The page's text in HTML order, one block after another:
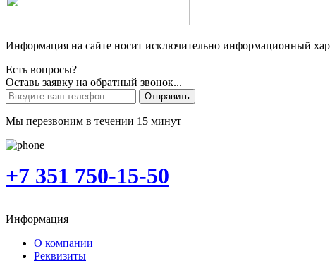
Информация на сайте носит исключительно информационный
Есть вопросы?
Оставь заявку на обратный звонок...
Отправить
Мы перезвоним в течении 15 минут
+7 351 750-15-50
Информация
О компании
Реквизиты